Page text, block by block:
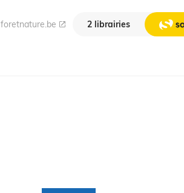
foretnature.be 2 librairies